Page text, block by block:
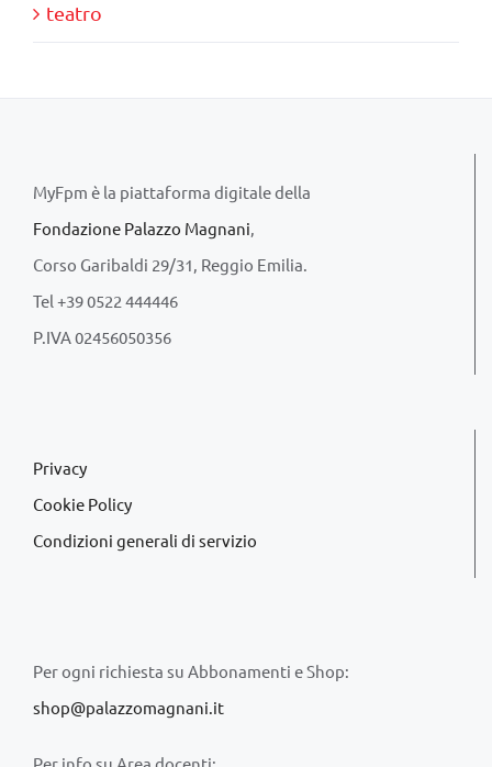
teatro
MyFpm è la piattaforma digitale della
Fondazione Palazzo Magnani,
Corso Garibaldi 29/31, Reggio Emilia.
Tel +39 0522 444446
P.IVA 02456050356
Privacy
Cookie Policy
Condizioni generali di servizio
Per ogni richiesta su Abbonamenti e Shop:
shop@palazzomagnani.it